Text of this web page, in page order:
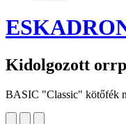
Kidolgozott
BASIC "Classic" kötőfék